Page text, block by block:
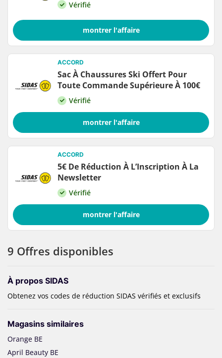
9 Offres disponibles
À propos SIDAS
Obtenez vos codes de réduction SIDAS vérifiés et exclusifs
Magasins similaires
Orange BE
April Beauty BE
Vérifié
montrer l'affaire
ACCORD
Sac À Chaussures Ski Offert Pour
Toute Commande Supérieure À 100€
Vérifié
montrer l'affaire
ACCORD
5€ De Réduction À L’Inscription À La
Newsletter
Vérifié
montrer l'affaire